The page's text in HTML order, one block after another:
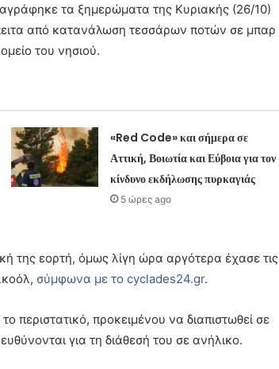
τα ξημερώματα της Κυριακής (26/10)
από κατανάλωση τεσσάρων ποτών σε μπαρ
του νησιού.
«Red Code» και σήμερα σε
Αττική, Βοιωτία και Εύβοια για τον
κίνδυνο εκδήλωσης πυρκαγιάς
5 ώρες ago
της εορτή, όμως λίγη ώρα αργότερα έχασε τις
σύμφωνα με το cyclades24.gr.
περιστατικό, προκειμένου να διαπιστωθεί σε
για τη διάθεσή του σε ανήλικο.